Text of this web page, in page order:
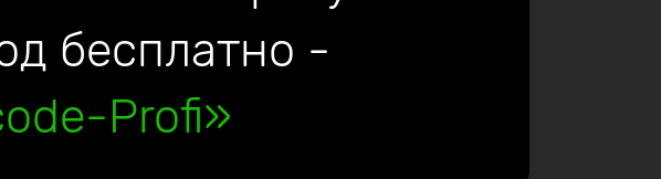
бесплатно -
Profi»